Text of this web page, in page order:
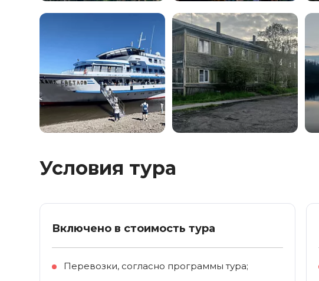
Условия тура
Включено в стоимость тура
Перевозки, согласно программы тура;